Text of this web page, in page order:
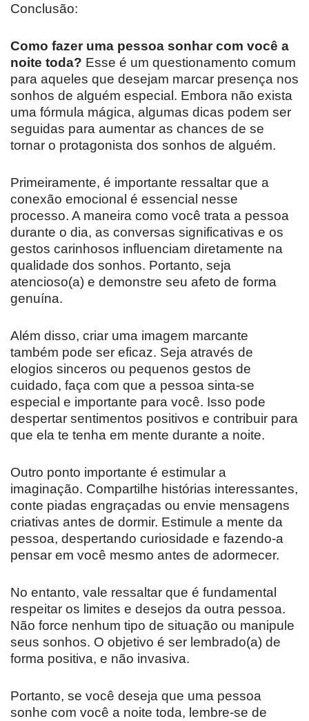
Conclusão:
Como fazer uma pessoa sonhar com você a
noite toda? Esse é um questionamento comum
para aqueles que desejam marcar presença nos
sonhos de alguém especial. Embora não exista
uma fórmula mágica, algumas dicas podem ser
seguidas para aumentar as chances de se
tornar o protagonista dos sonhos de alguém.
Primeiramente, é importante ressaltar que a
conexão emocional é essencial nesse
processo. A maneira como você trata a pessoa
durante o dia, as conversas significativas e os
gestos carinhosos influenciam diretamente na
qualidade dos sonhos. Portanto, seja
atencioso(a) e demonstre seu afeto de forma
genuína.
Além disso, criar uma imagem marcante
também pode ser eficaz. Seja através de
elogios sinceros ou pequenos gestos de
cuidado, faça com que a pessoa sinta-se
especial e importante para você. Isso pode
despertar sentimentos positivos e contribuir para
que ela te tenha em mente durante a noite.
Outro ponto importante é estimular a
imaginação. Compartilhe histórias interessantes,
conte piadas engraçadas ou envie mensagens
criativas antes de dormir. Estimule a mente da
pessoa, despertando curiosidade e fazendo-a
pensar em você mesmo antes de adormecer.
No entanto, vale ressaltar que é fundamental
respeitar os limites e desejos da outra pessoa.
Não force nenhum tipo de situação ou manipule
seus sonhos. O objetivo é ser lembrado(a) de
forma positiva, e não invasiva.
Portanto, se você deseja que uma pessoa
sonhe com você a noite toda, lembre-se de